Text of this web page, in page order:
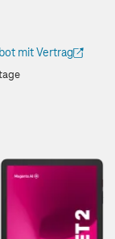
mit Vertrag
neuen Tab geöffnet)